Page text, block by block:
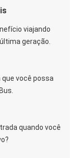
viajando
geração.
você possa
quando você